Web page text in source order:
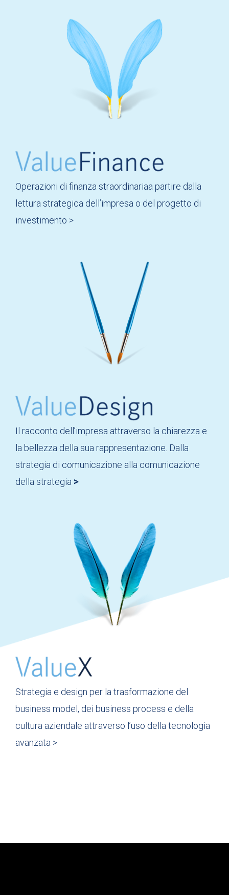
Operazioni di finanza straordinariaa partire dalla
lettura strategica dell’impresa o del progetto di
investimento >
Il racconto dell’impresa attraverso la chiarezza e
la bellezza della sua rappresentazione. Dalla
strategia di comunicazione alla comunicazione
della strategia >
Strategia e design per la trasformazione del
business model, dei business process e della
cultura aziendale attraverso l’uso della tecnologia
avanzata >